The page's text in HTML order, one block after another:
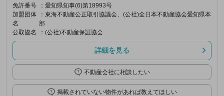
免許番号
：愛知県知事(6)第18993号
加盟団体
名
：東海不動産公正取引協議会、(公社)全日本不動産協会愛知県本
部
公取協名
：(公社)不動産保証協会
詳細を見る
不動産会社に相談したい
掲載されていない物件があれば教えてほしい